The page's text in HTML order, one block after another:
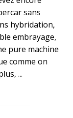
sans
hybridation,
embrayage,
pure machine
comme on
...